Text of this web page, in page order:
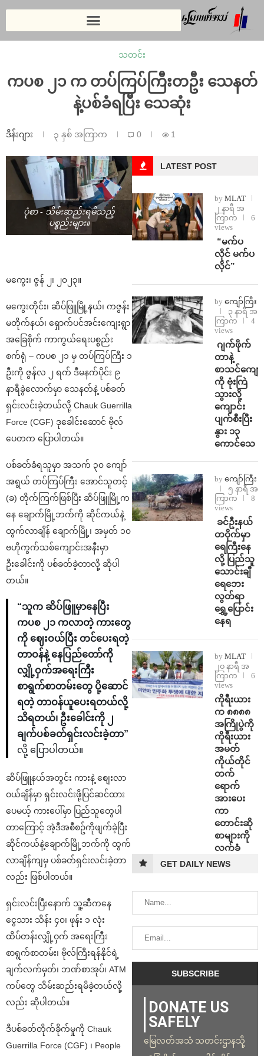
သတင်း
ကပစ ၂၁ က တပ်ကြပ်ကြီးတဦး သေနတ်
နဲ့ပစ်ခံရပြီး သေဆုံး
ဒိန်းဂျား ၃ နှစ် အကြာက 0 1
ပုံစာ - သိမ်းဆည်းရမိသည့်
ပစ္စည်းများ။
မကွေး၊ ဇွန် ၂၊ ၂၀၂၃။
မကွေးတိုင်း၊ ဆိပ်ဖြူမြို့နယ်၊ ကဇွန်း
မတိုက်နယ်၊ ရှောက်ပင်အင်းကျေးရွာ
အခြေစိုက် ကာကွယ်ရေးပစ္စည်း
စက်ရုံ – ကပစ ၂၁ မှ တပ်ကြပ်ကြီး ၁
ဦးကို ဇွန်လ ၂ ရက် ဒီမနက်ပိုင်း ၉
နာရီခွဲလောက်မှာ သေနတ်နဲ့ ပစ်ခတ်
ရှင်းလင်းခဲ့တယ်လို့ Chauk Guerrilla
Force (CGF) ဒုခေါင်းဆောင် ဗိုလ်
ပေတက ပြောပါတယ်။
ပစ်ခတ်ခံရသူမှာ အသက် ၃၀ ကျော်
အရွယ် တပ်ကြပ်ကြီး အောင်သူတင့်
(ခ) တိုက်ကြက်ဖြစ်ပြီး ဆိပ်ဖြူမြို့က
နေ ချောက်မြို့ဘက်ကို ဆိုင်ကယ်နဲ့
ထွက်လာချိန် ချောက်မြို့၊ အမှတ် ၁၀
ဗဟိုကွက်သစ်ကျောင်းအနီးမှာ
ဦးခေါင်းကို ပစ်ခတ်ခဲ့တာလို့ ဆိုပါ
တယ်။
“သူက ဆိပ်ဖြူမှာနေပြီး
ကပစ ၂၁ ကလာတဲ့ ကားတွေ
ကို ဈေးဝယ်ပြီး တင်ပေးရတဲ့
တာဝန်နဲ့ နေပြည်တော်ကို
လျှို့ဝှက်အရေးကြီး
စာရွက်စာတမ်းတွေ ပို့ဆောင်
ရတဲ့ တာဝန်ယူပေးရတယ်လို့
သိရတယ်၊ ဦးခေါင်းကို ၂
ချက်ပစ်ခတ်ရှင်းလင်းခဲ့တာ”
လို့ ပြောပါတယ်။
ဆိပ်ဖြူနယ်အတွင်း ကားနဲ့ စျေးလာ
ဝယ်ချိန်မှာ ရှင်းလင်းဖို့ပြင်ဆင်ထား
ပေမယ့် ကားပေါ်မှာ ပြည်သူတွေပါ
တာကြောင့် အဲ့ဒီအစီစဥ်ကိုဖျက်ခဲ့ပြီး
ဆိုင်ကယ်နဲ့ချောက်မြို့ဘက်ကို ထွက်
လာချိန်ကျမှ ပစ်ခတ်ရှင်းလင်းခဲ့တာ
လည်း ဖြစ်ပါတယ်။
ရှင်းလင်းပြီးနောက် သူ့ဆီကနေ
ငွေသား သိန်း ၄၀၊ ဖုန်း ၁ လုံး
ထိပ်တန်းလျှို့ဝှက် အရေးကြီး
စာရွက်စာတမ်း၊ ဗိုလ်ကြီးရန်နိုင်ရဲ့
ချက်လက်မှတ်၊ ဘဏ်စာအုပ်၊ ATM
ကပ်တွေ သိမ်းဆည်းရမိခဲ့တယ်လို့
လည်း ဆိုပါတယ်။
ဒီပစ်ခတ်တိုက်ခိုက်မှုကို Chauk
Guerrilla Force (CGF) ၊ People
LATEST POST
by MLAT
၂ နာရီ အ
ကြာက
6
views
⁨ ⁨“မက်ပ
လိုင် မက်ပ
လိုင်”
by ကျော်ကြီး
၃ နာရီ အ
ကြာက
4
views
⁨⁩ ⁨ဂျက်ဖိုက်
တာနဲ့
စာသင်ကျော
ကို ဗုံးကြဲ
သွားလို့
ကျောင်း
ပျက်စီးပြီး
နွား ၁၃
ကောင်သေ
by ကျော်ကြီး
၅ နာရီ အ
ကြာက
8
views
⁩ ⁨ခင်ဦးနယ်
တဝိုက်မှာ
ရေကြီးနေ
လို့ ပြည်သူ
သောင်းချီ
ရေဘေး
လွတ်ရာ
ရွှေ့ပြောင်း
နေရ
by MLAT
၂၀ နာရီ အ
ကြာက
6
views
ကိုရီးယား
က ၈၈၈၈
အကြိုပွဲကို
ကိုရီးယား
အမတ်
ကိုယ်တိုင်
တက်
ရောက်
အားပေး
ကာ
တောင်းဆို
စာများကို
လက်ခံ
GET DAILY NEWS
DONATE US
SAFELY
မြေလတ်အသံ သတင်းဌာနသို့